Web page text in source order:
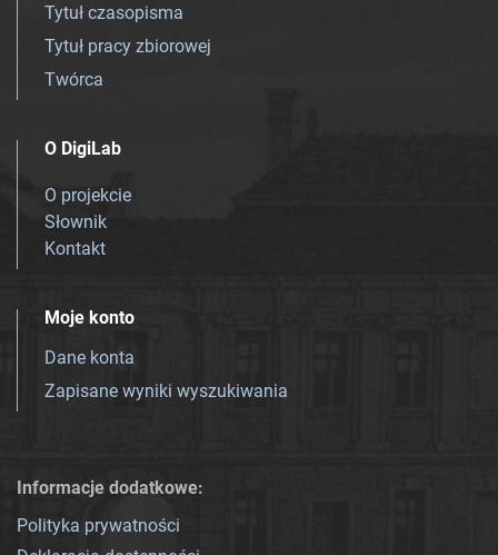
Tytuł czasopisma
Tytuł pracy zbiorowej
Twórca
O DigiLab
O projekcie
Słownik
Kontakt
Moje konto
Dane konta
Zapisane wyniki wyszukiwania
Informacje dodatkowe:
Polityka prywatności